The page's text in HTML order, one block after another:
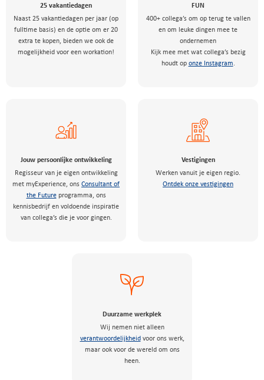
25 vakantiedagen
Naast 25 vakantiedagen per jaar (op
fulltime basis) en de optie om er 20
extra te kopen, bieden we ook de
mogelijkheid voor een workation!
FUN
400+ collega’s om op terug te vallen
en om leuke dingen mee te
ondernemen
Kijk mee met wat collega’s bezig
houdt op onze Instagram.
Jouw persoonlijke ontwikkeling
Regisseur van je eigen ontwikkeling
met myExperience, ons Consultant of
the Futureprogramma, ons
kennisbedrijf en voldoende inspiratie
van collega’s die je voor gingen.
Vestigingen
Werken vanuit je eigen regio.
Ontdek onze vestigingen
Duurzame werkplek
Wij nemen niet alleen
verantwoordelijkheid voor ons werk,
maar ook voor de wereld om ons
heen.